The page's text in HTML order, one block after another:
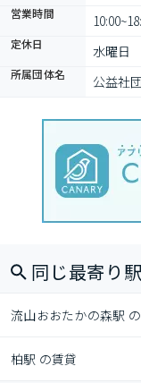
営業時間
定休日 水曜日
所属団体名 公益社
同じ最寄り
流山おおたかの森駅
柏駅 の賃貸